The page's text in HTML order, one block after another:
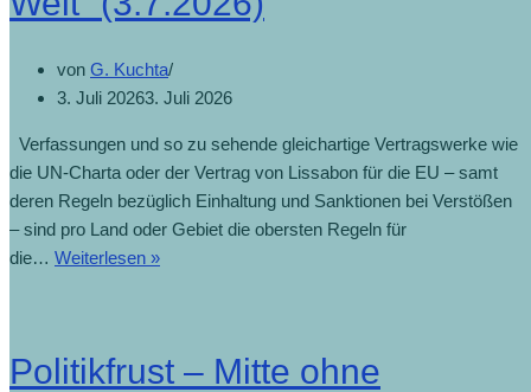
von G. Kuchta
3. Juli 20263. Juli 2026
Verfassungen und so zu sehende gleichartige Vertragswerke wie
die UN-Charta oder der Vertrag von Lissabon für die EU – samt
deren Regeln bezüglich Einhaltung und Sanktionen bei Verstößen
– sind pro Land oder Gebiet die obersten Regeln für
die… Weiterlesen »
Politikfrust – Mitte ohne